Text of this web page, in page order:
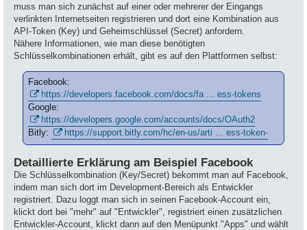
muss man sich zunächst auf einer oder mehrerer der Eingangs
verlinkten Internetseiten registrieren und dort eine Kombination aus
API-Token (Key) und Geheimschlüssel (Secret) anfordern.
Nähere Informationen, wie man diese benötigten
Schlüsselkombinationen erhält, gibt es auf den Plattformen selbst:
Facebook:
https://developers.facebook.com/docs/fa ... ess-tokens
Google:
https://developers.google.com/accounts/docs/OAuth2
Bitly:
https://support.bitly.com/hc/en-us/arti ... ess-token-
Detaillierte Erklärung am Beispiel Facebook
Die Schlüsselkombination (Key/Secret) bekommt man auf Facebook,
indem man sich dort im Development-Bereich als Entwickler
registriert. Dazu loggt man sich in seinen Facebook-Account ein,
klickt dort bei "mehr" auf "Entwickler", registriert einen zusätzlichen
Entwickler-Account, klickt dann auf den Menüpunkt "Apps" und wählt